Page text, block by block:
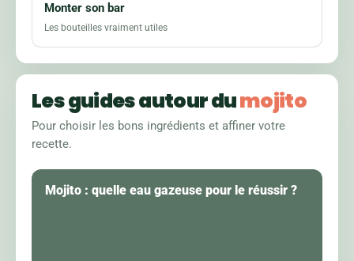
Monter son bar
Les bouteilles vraiment utiles
Les guides autour dumojito
Pour choisir les bons ingrédients et affiner votre
recette.
Mojito : quelle eau gazeuse pour le réussir ?